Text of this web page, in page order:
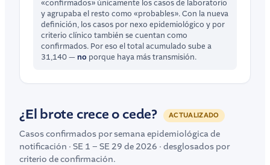
«confirmados» únicamente los casos de laboratorio
y agrupaba el resto como «probables». Con la nueva
definición, los casos por nexo epidemiológico y por
criterio clínico también se cuentan como
confirmados. Por eso el total acumulado sube a
31,140 — no porque haya más transmisión.
¿El brote crece o cede? ACTUALIZADO
Casos confirmados por semana epidemiológica de
notificación · SE 1 – SE 29 de 2026 · desglosados por
criterio de confirmación.